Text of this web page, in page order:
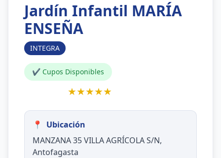
Jardín Infantil MARÍA
ENSEÑA
INTEGRA
✔ Cupos Disponibles
★★★★★
📍
Ubicación
MANZANA 35 VILLA AGRÍCOLA S/N,
Antofagasta